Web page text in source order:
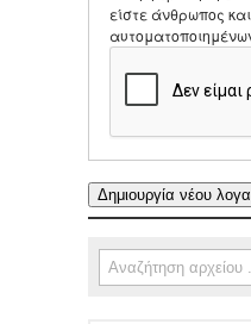
είστε άνθρωπος
Φόρμα
Αναζήτηση